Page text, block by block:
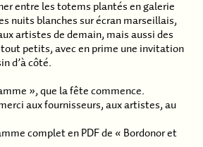
entre les totems plantés en galerie
nuits blanches sur écran marseillais,
artistes de demain, mais aussi des
petits, avec en prime une invitation
d’à côté.
», que la fête commence.
aux fournisseurs, aux artistes, au
complet en PDF de « Bordonor et